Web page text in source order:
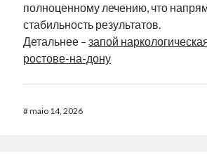
полноценному лечению, что
стабильность результатов.
Детальнее –запой
ростове-на-дону
#maio 14, 2026